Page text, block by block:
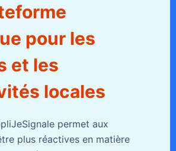
pour les
et les
locales
permet aux
plus réactives en matière